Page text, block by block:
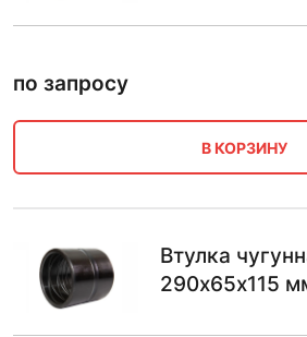
по запросу
В КОРЗИНУ
Втулка
290х65х115